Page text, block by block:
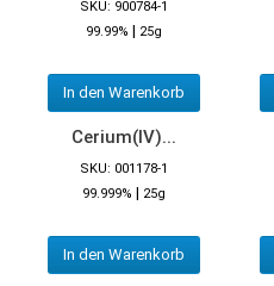
SKU: 900784-1
99.99% | 25g
In den Warenkorb
Cerium(IV)...
SKU: 001178-1
99.999% | 25g
In den Warenkorb